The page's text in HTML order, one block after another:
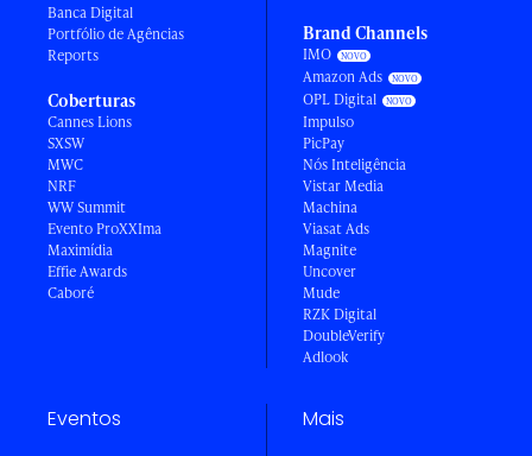
Banca Digital
Portfólio de Agências
Reports
Coberturas
Cannes Lions
SXSW
MWC
NRF
WW Summit
Evento ProXXIma
Maximídia
Effie Awards
Caboré
Brand Channels
IMO
Amazon Ads
OPL Digital
Impulso
PicPay
Nós Inteligência
Vistar Media
Machina
Viasat Ads
Magnite
Uncover
Mude
RZK Digital
DoubleVerify
Adlook
Eventos Mais